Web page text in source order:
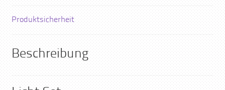
Produktsicherheit
Beschreibung